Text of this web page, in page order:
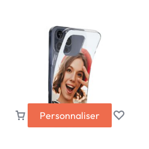
Personnaliser